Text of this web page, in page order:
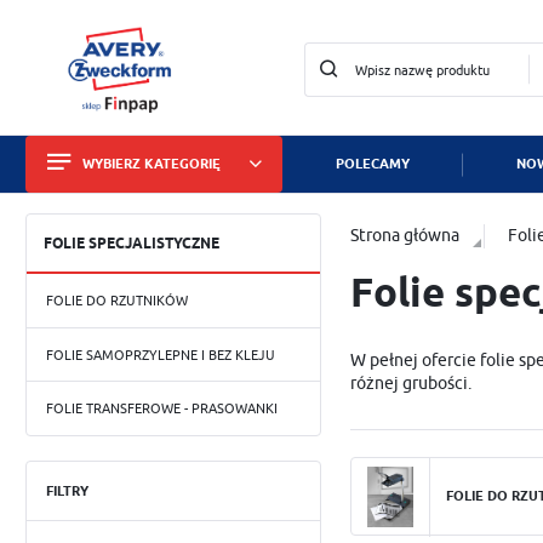
WYBIERZ KATEGORIĘ
Etykiety
Identyfikatory
Tabliczki znamionowe
Zabezpieczanie mienia
POLECAMY
FOLIE SPECJALISTYCZNE
FOLIE DO RZUTNIKÓW
FOLIE SAMOPRZYLEPNE I BEZ KLEJU
FOLIE TRANSFEROWE - PRASOWANKI
FILTRY
Strona główna
Folie
W pełnej ofercie folie
różnej grubości.
Folie samoprzylepne
musisz wywiesić na
posiada wszystkie te
kolorowych drukarek
FOLIE DO